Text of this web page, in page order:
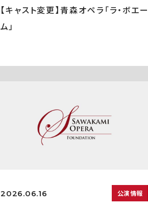
【キャスト変更】青森オペラ「ラ・ボエー
ム」
2026.06.16 公演情報